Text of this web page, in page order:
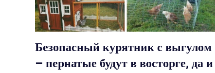
Безопасный курятник с выгулом
– пернатые будут в восторге, да и